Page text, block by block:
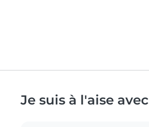
Je suis à l'aise avec